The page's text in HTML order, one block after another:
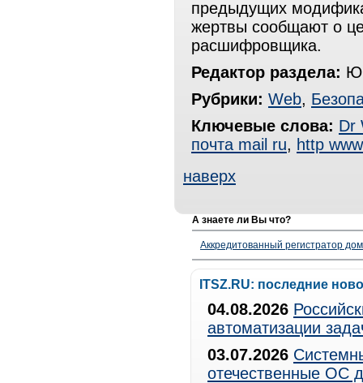
предыдущих
жертвы сообщают о
расшифровщика.
Редактор раздела:
Рубрики: Web,
Ключевые слова: Dr
почта mail ru, http
наверх
А знаете ли Вы что?
Аккредитованный регистратор
ITSZ.RU: последние
04.08.2026
автоматизации
03.07.2026
отечественные ОС